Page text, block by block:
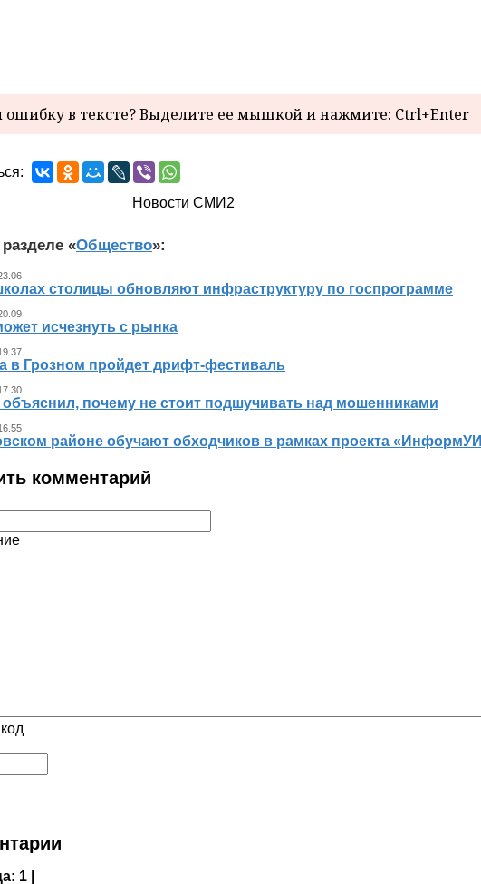
в тексте? Выделите ее мышкой и нажмите: Ctrl+Enter
Новости СМИ2
«Общество»:
столицы обновляют инфраструктуру по госпрограмме
исчезнуть с рынка
в Грозном пройдет дрифт-фестиваль
объяснил, почему не стоит подшучивать над мошенниками
районе обучают обходчиков в рамках проекта
комментарий
1 |